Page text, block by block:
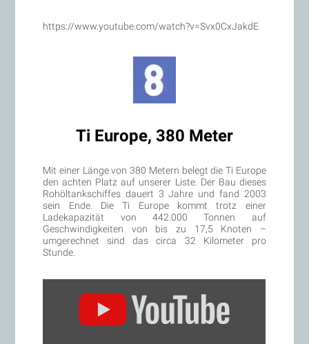
https://www.youtube.com/watch?v=Svx0CxJakdE
Ti Europe, 380 Meter
Mit einer Länge von 380 Metern belegt die Ti Europe
den achten Platz auf unserer Liste. Der Bau dieses
Rohöltankschiffes dauert 3 Jahre und fand 2003
sein Ende. Die Ti Europe kommt trotz einer
Ladekapazität von 442.000 Tonnen auf
Geschwindigkeiten von bis zu 17,5 Knoten –
umgerechnet sind das circa 32 Kilometer pro
Stunde.
Drydocking